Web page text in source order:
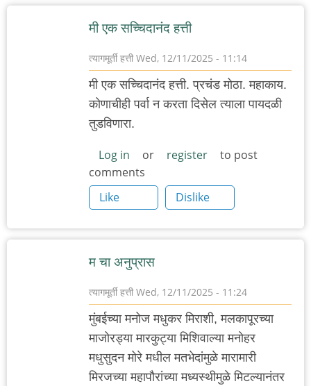
मी एक सच्चिदानंद हत्ती
त्यागमूर्ती हत्ती Wed, 12/11/2025 - 11:14
मी एक सच्चिदानंद हत्ती. प्रचंड मोठा. महाकाय.
कोणाचीही पर्वा न करता दिसेल त्याला पायदळी
तुडविणारा.
Log in or register
to post
comments
Like
Dislike
म चा अनुप्रास
त्यागमूर्ती हत्ती Wed, 12/11/2025 - 11:24
मुंबईच्या मनोज मधुकर मिराशी, मलकापूरच्या
माजोरड्या मारकुट्या मिशिवाल्या मनोहर
मधुसुदन मोरे मधील मतभेदांमुळे मारामारी
मिरजच्या महापौरांच्या मध्यस्थीमुळे मिटल्यानंतर